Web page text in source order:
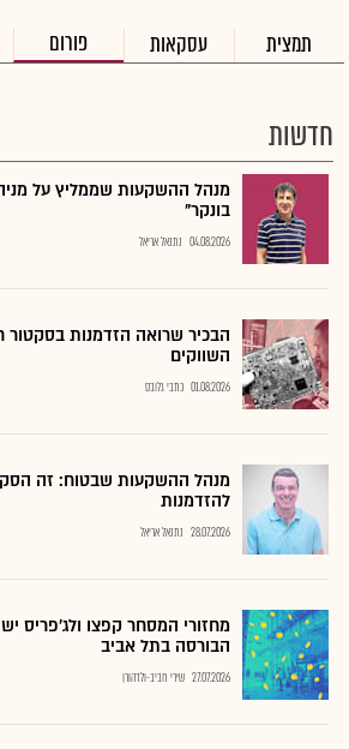
תמצית עסקאות פורום
חדשות
מנהל ההשקעות שממליץ על
בונקר"
04.08.2026 נתנאל אריאל
הבכיר שרואה הזדמנות בסקטור
השווקים
01.08.2026 כתבי גלובס
מנהל ההשקעות שבטוח: זה
להזדמנות
28.07.2026 נתנאל אריאל
מחזורי המסחר קפצו ולג'פריס
הבורסה בתל אביב
27.07.2026 שירי חביב-ולדהורן